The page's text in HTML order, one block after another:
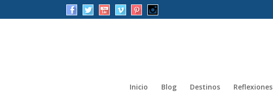
Inicio Blog Destinos Reflexiones